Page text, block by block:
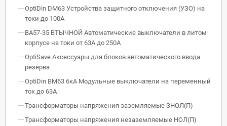
OptiDin DM63 Устройства защитного отключения (УЗО) на
токи до 100А
ВА57-35 ВТЫЧНОЙ Автоматические выключатели в литом
корпусе на токи от 63А до 250А
OptiSave Аксессуары для блоков автоматического ввода
резерва
OptiDin BM63 6кА Модульные выключатели на переменный
ток до 63А
Трансформаторы напряжения заземляемые ЗНОЛ(П)
Трансформаторы напряжения незаземляемые НОЛ(П)